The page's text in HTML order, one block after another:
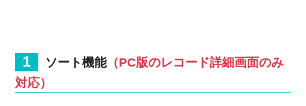
ソート機能（PC版のレコード詳細画面のみ
対応）